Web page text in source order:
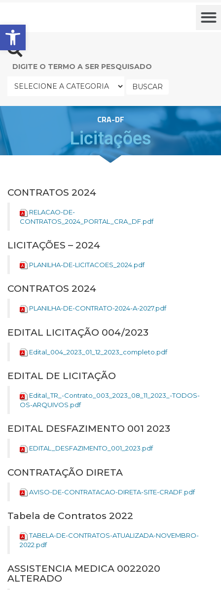
Barra de Ferramentas Aberta
BUSCAR
CRA-DF
Licitações
CONTRATOS 2024
RELACAO-DE-
CONTRATOS_2024_PORTAL_CRA_DF.pdf
LICITAÇÕES – 2024
PLANILHA-DE-LICITACOES_2024.pdf
CONTRATOS 2024
PLANILHA-DE-CONTRATO-2024-A-2027.pdf
EDITAL LICITAÇÃO 004/2023
Edital_004_2023_01_12_2023_completo.pdf
EDITAL DE LICITAÇÃO
Edital_TR_-Contrato_003_2023_08_11_2023_-TODOS-
OS-ARQUIVOS.pdf
EDITAL DESFAZIMENTO 001 2023
EDITAL_DESFAZIMENTO_001_2023.pdf
CONTRATAÇÃO DIRETA
AVISO-DE-CONTRATACAO-DIRETA-SITE-CRADF.pdf
Tabela de Contratos 2022
TABELA-DE-CONTRATOS-ATUALIZADA-NOVEMBRO-
2022.pdf
ASSISTENCIA MEDICA 0022020
ALTERADO